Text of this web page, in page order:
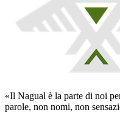
«Il Nagual è la parte di noi
parole, non nomi, non